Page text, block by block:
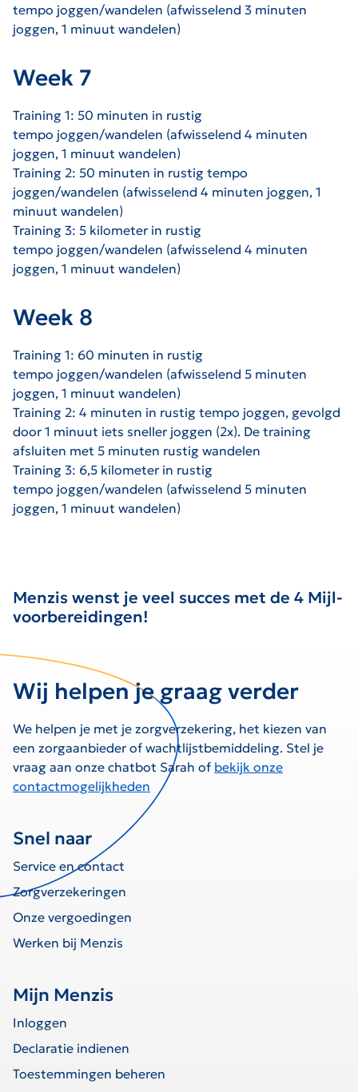
tempo joggen/wandelen (afwisselend 3 minuten
joggen, 1 minuut wandelen)
Week 7
Training 1: 50 minuten in rustig
tempo joggen/wandelen (afwisselend 4 minuten
joggen, 1 minuut wandelen)
Training 2: 50 minuten in rustig tempo
joggen/wandelen (afwisselend 4 minuten joggen, 1
minuut wandelen)
Training 3: 5 kilometer in rustig
tempo joggen/wandelen (afwisselend 4 minuten
joggen, 1 minuut wandelen)
Week 8
Training 1: 60 minuten in rustig
tempo joggen/wandelen (afwisselend 5 minuten
joggen, 1 minuut wandelen)
Training 2: 4 minuten in rustig tempo joggen, gevolgd
door 1 minuut iets sneller joggen (2x). De training
afsluiten met 5 minuten rustig wandelen
Training 3: 6,5 kilometer in rustig
tempo joggen/wandelen (afwisselend 5 minuten
joggen, 1 minuut wandelen)
Menzis wenst je veel succes met de 4 Mijl-
voorbereidingen!
Wij helpen je graag verder
We helpen je met je zorgverzekering, het kiezen van
een zorgaanbieder of wachtlijstbemiddeling. Stel je
vraag aan onze chatbot Sarah of bekijk onze
contactmogelijkheden
Snel naar
Service en contact
Zorgverzekeringen
Onze vergoedingen
Werken bij Menzis
Mijn Menzis
Inloggen
Declaratie indienen
Toestemmingen beheren